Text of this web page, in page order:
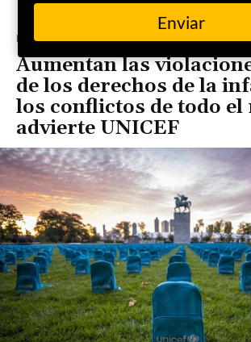
Portada Actualidad
Aumentan las
de los derechos de la
los conflictos de todo el
advierte UNICEF
email
Enviar